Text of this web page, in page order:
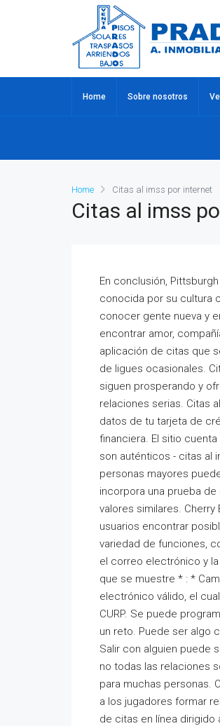
Home Sobre nosotros
Home Citas al imss por internet
Citas al imss
En conclusión,
conocida por su cultura
conocer gente nueva y
encontrar amor,
aplicación de citas que
de ligues ocasionales.
siguen prosperando y
relaciones serias. Citas
datos de tu tarjeta de
financiera. El sitio
son auténticos - citas al
personas mayores
incorpora una prueba
valores similares.
usuarios encontrar
variedad de funciones,
el correo electrónico y
que se muestre * : *
electrónico válido, el
CURP. Se puede
un reto. Puede ser algo
Salir con alguien puede
no todas las relaciones
para muchas personas.
a los jugadores formar
de citas en línea